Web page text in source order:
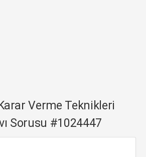
Verme Teknikleri
Sorusu #1024447